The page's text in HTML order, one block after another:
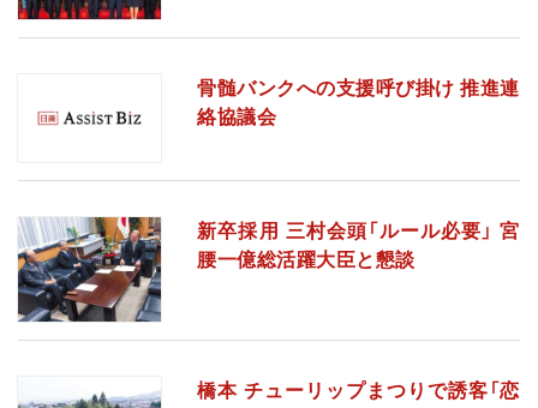
骨髄バンクへの支援呼び掛け 推進連
絡協議会
新卒採用 三村会頭「ルール必要」 宮
腰一億総活躍大臣と懇談
橋本 チューリップまつりで誘客「恋